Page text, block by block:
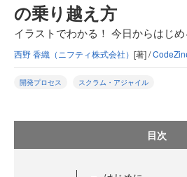
の乗り越え方
イラストでわかる！ 今日からはじ
西野 香織（ニフティ株式会社） [著] /
開発プロセス スクラム・アジャイル
目次